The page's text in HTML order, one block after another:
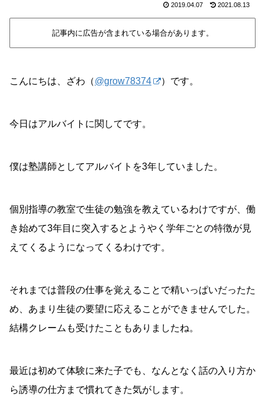
2019.04.07 2021.08.13
記事内に広告が含まれている場合があります。
こんにちは、ざわ（@grow78374 ）です。
今日はアルバイトに関してです。
僕は塾講師としてアルバイトを3年していました。
個別指導の教室で生徒の勉強を教えているわけですが、働
き始めて3年目に突入するとようやく学年ごとの特徴が見
えてくるようになってくるわけです。
それまでは普段の仕事を覚えることで精いっぱいだったた
め、あまり生徒の要望に応えることができませんでした。
結構クレームも受けたこともありましたね。
最近は初めて体験に来た子でも、なんとなく話の入り方か
ら誘導の仕方まで慣れてきた気がします。